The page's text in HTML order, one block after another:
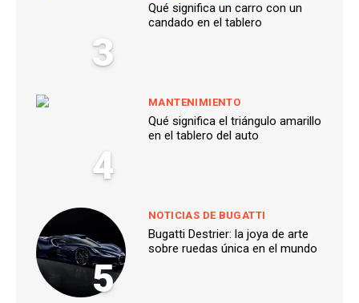
3
Qué significa un carro con un
candado en el tablero
4
MANTENIMIENTO
Qué significa el triángulo amarillo
en el tablero del auto
5
NOTICIAS DE BUGATTI
Bugatti Destrier: la joya de arte
sobre ruedas única en el mundo